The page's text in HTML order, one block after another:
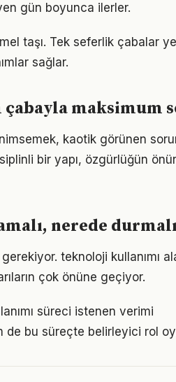
gün boyunca ilerler.
taşı. Tek seferlik çabalar
sağlar.
maksimum
kaotik görünen
bir yapı, özgürlüğün
nerede
teknoloji kullanımı
çok önüne geçiyor.
süreci istenen verimi
de bu süreçte belirleyici rol